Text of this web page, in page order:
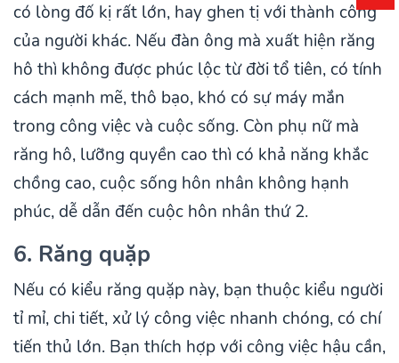
có lòng đố kị rất lớn, hay ghen tị với thành công
của người khác. Nếu đàn ông mà xuất hiện răng
hô thì không được phúc lộc từ đời tổ tiên, có tính
cách mạnh mẽ, thô bạo, khó có sự máy mắn
trong công việc và cuộc sống. Còn phụ nữ mà
răng hô, lưỡng quyền cao thì có khả năng khắc
chồng cao, cuộc sống hôn nhân không hạnh
phúc, dễ dẫn đến cuộc hôn nhân thứ 2.
6. Răng quặp
Nếu có kiểu răng quặp này, bạn thuộc kiểu người
tỉ mỉ, chi tiết, xử lý công việc nhanh chóng, có chí
tiến thủ lớn. Bạn thích hợp với công việc hậu cần,